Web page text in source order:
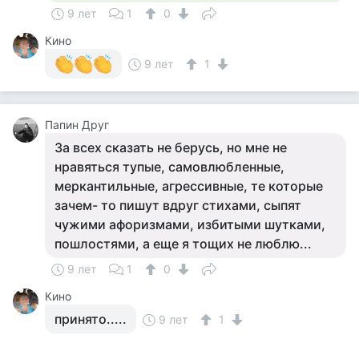
9 лет 1
0
Кино
9 лет
1
Папин Друг
За всех сказать не берусь, но мне не
нравяться тупые, самовлюбленные,
меркантильные, агрессивные, те которые
зачем- то пишут вдруг стихами, сыпят
чужими афоризмами, избитыми шутками,
пошлостями, а еще я тощих не люблю...
9 лет 1
0
Кино
принято..... 9 лет 1